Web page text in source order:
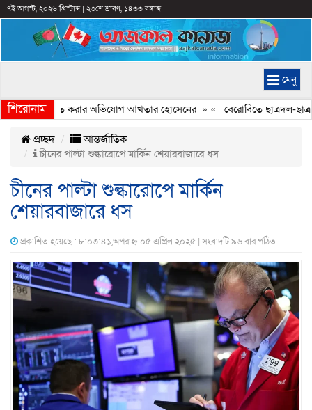
৭ই আগস্ট, ২০২৬ খ্রিস্টাব্দ| ২৩শে শ্রাবণ, ১৪৩৩ বঙ্গাব্দ
মেনু
শিরোনাম
ইতিহাস বিকৃত করার অভিযোগ আখতার হোসেনের» « বেরোবিতে ছাত্রদল-
প্রচ্ছদ
আন্তর্জাতিক
চীনের পাল্টা শুল্কারোপে মার্কিন শেয়ারবাজারে ধস
চীনের পাল্টা শুল্কারোপে মার্কিন
শেয়ারবাজারে ধস
প্রকাশিত হয়েছে : ৮:০৩:৪১,অপরাহ্ন ০৫ এপ্রিল ২০২৫ | সংবাদটি ৯৬ বার পঠিত